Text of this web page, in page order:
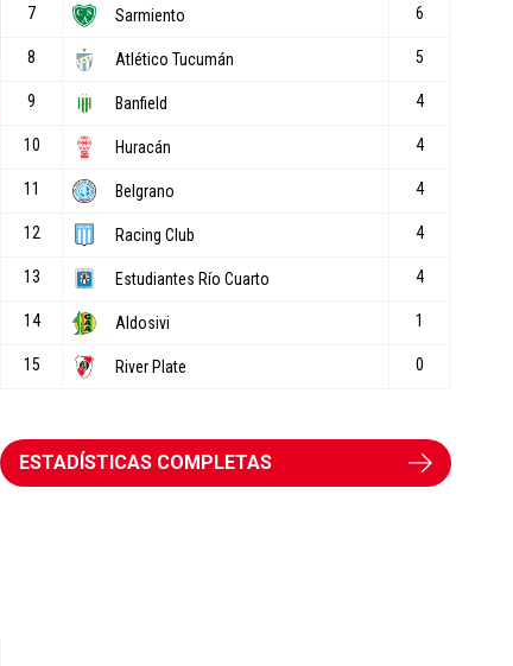
31 COMENTARIOS
ESTADÍSTICAS COMPLETAS